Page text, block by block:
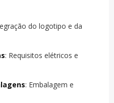
do logotipo e da
: Requisitos elétricos e
: Embalagem e